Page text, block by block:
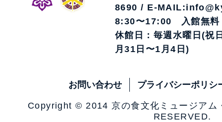
8690 / E-
8:30〜17:00 入館無料
休館日：毎週水曜日(祝
月31日〜1月4日)
お問い合わせ プライバシーポリシ
Copyright © 2014 京の食文化ミュージア
RESERVED.